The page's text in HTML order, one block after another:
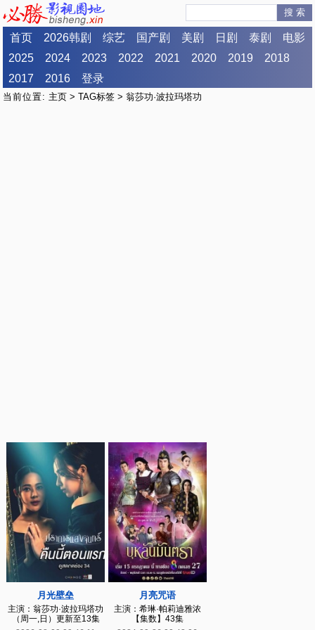
搜 索
首页 2026韩剧 综艺 国产剧 美剧 日剧 泰剧
电影
2025
2024 2023 2022 2021 2020 2019
2018
2017
2016 登录
当前位置: 主页 >TAG标签 > 翁莎功·波拉玛塔功
月光壁垒
主演：翁莎功·波拉玛塔功
（周一,日）更新至13集
月亮咒语
主演：希琳·帕莉迪雅浓
【集数】43集